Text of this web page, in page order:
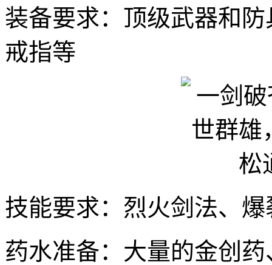
装备要求：顶级武器和
戒指等
技能要求：烈火剑法、
药水准备：大量的金创